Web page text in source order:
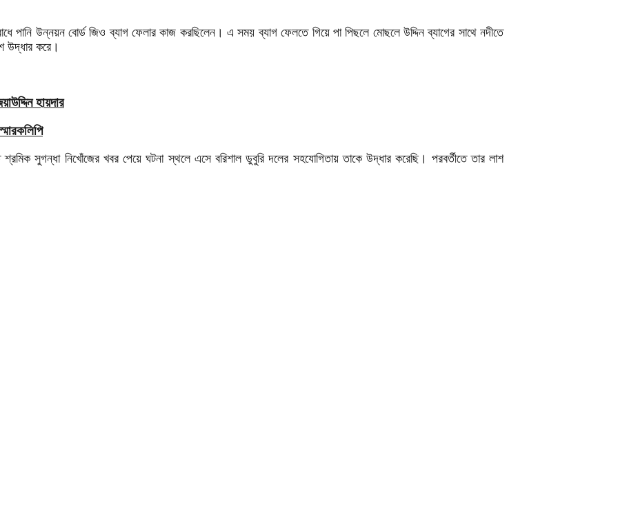
পানি উন্নয়ন বোর্ড জিও ব্যাগ ফেলার কাজ করছিলেন। এ সময় ব্যাগ ফেলতে গিয়ে পা পিছলে মোছলে উদ্দিন ব্যাগের সাথে নদীতে
উদ্ধার করে।
হায়দার
শ্রমিক সুগন্ধা নিখোঁজের খবর পেয়ে ঘটনা স্থলে এসে বরিশাল ডুবুরি দলের সহযোগিতায় তাকে উদ্ধার করেছি। পরবর্তীতে তার লাশ